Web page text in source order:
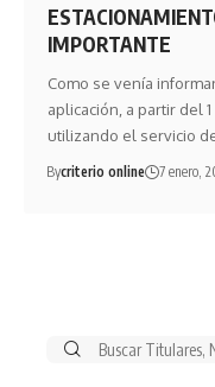
IMPORTANTE
Como se venía
aplicación, a partir del
utilizando el servicio
Bycriterio online 7 enero,
Buscar